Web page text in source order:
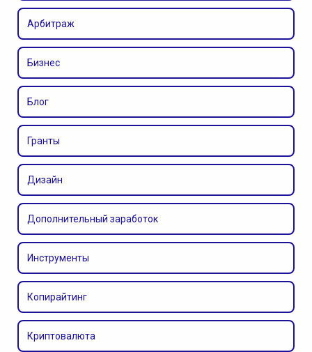
Арбитраж
Бизнес
Блог
Гранты
Дизайн
Дополнительный заработок
Инструменты
Копирайтинг
Криптовалюта